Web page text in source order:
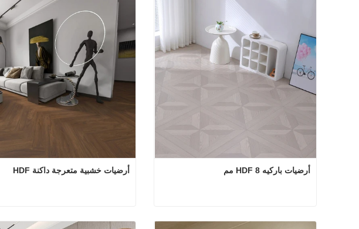
اتصل الآن
أرضيات خشبية متعرجة داكنة HDF
أرضيات خشبية متعرجة داكنة HDF
أرضيات باركيه HDF 8 مم
أرضيات باركيه HDF 8 مم